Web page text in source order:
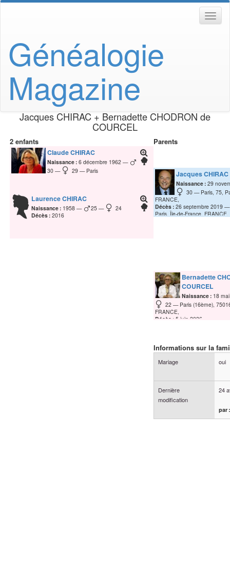
Généalogie
Magazine
JacquesCHIRAC+BernadetteCHODRON de
COURCEL
2 enfants
ClaudeCHIRAC
Naissance : 6 décembre 1962
30
29 Paris
LaurenceCHIRAC
Naissance : 1958 25
24
Décès : 2016
Parents
JacquesCHIRAC
Naissance : 29
30
Paris, 75,
FRANCE,
Décès : 26 septembre 2019
Paris, Île-de-France, FRANCE,
Bernadette
COURCEL
Naissance : 18
22
Paris (16ème),
FRANCE,
Décès : 5 juin 2026
Informations sur la
Mariage oui
Dernière
modification
24
par